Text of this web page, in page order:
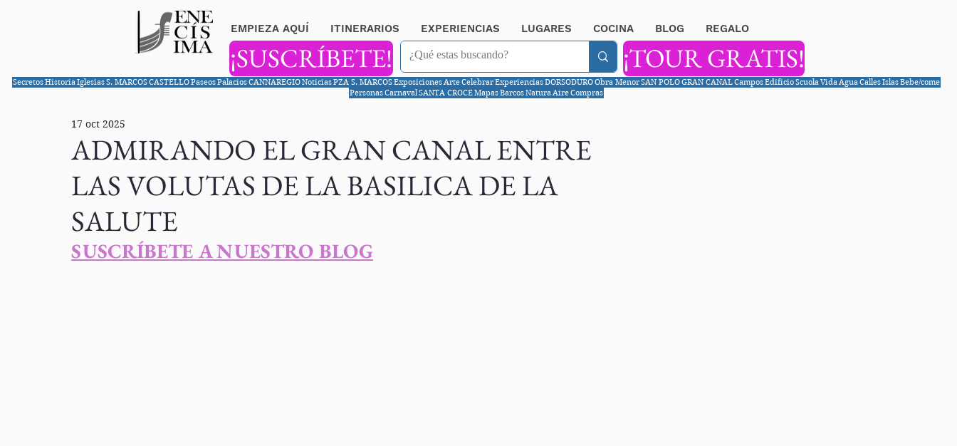
EMPIEZA AQUÍ ITINERARIOS EXPERIENCIAS LUGARES COCINA BLOG REGALO
¡SUSCRÍBETE! ¡TOUR GRATIS!
SecretosHistoriaIglesiasS. MARCOSCASTELLOPaseosPalaciosCANNAREGIONoticiasPZA S. MARCOSExposicionesArteCelebrarExperienciasDORSODUROObra MenorSAN POLOGRAN CANALCamposEdificioScuolaVidaAguaCallesIslasBebe/come
PersonasCarnavalSANTA CROCEMapasBarcosNaturaAireCompras
ADMIRANDO EL GRAN CANAL ENTRE
LAS VOLUTAS DE LA BASILICA DE LA
SALUTE
17 oct 2025
SUSCRÍBETE A NUESTRO BLOG